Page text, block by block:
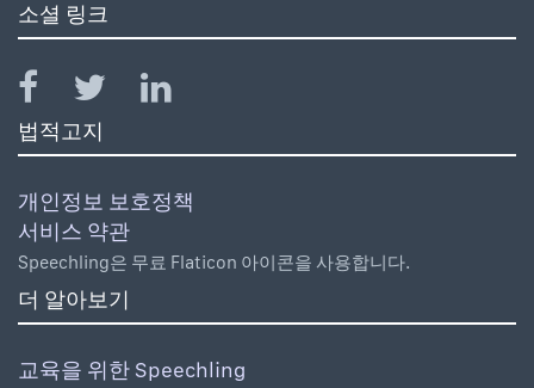
소셜 링크
법적고지
개인정보 보호정책
서비스 약관
Speechling은 무료 Flaticon 아이콘을 사용합니다.
더 알아보기
교육을 위한 Speechling